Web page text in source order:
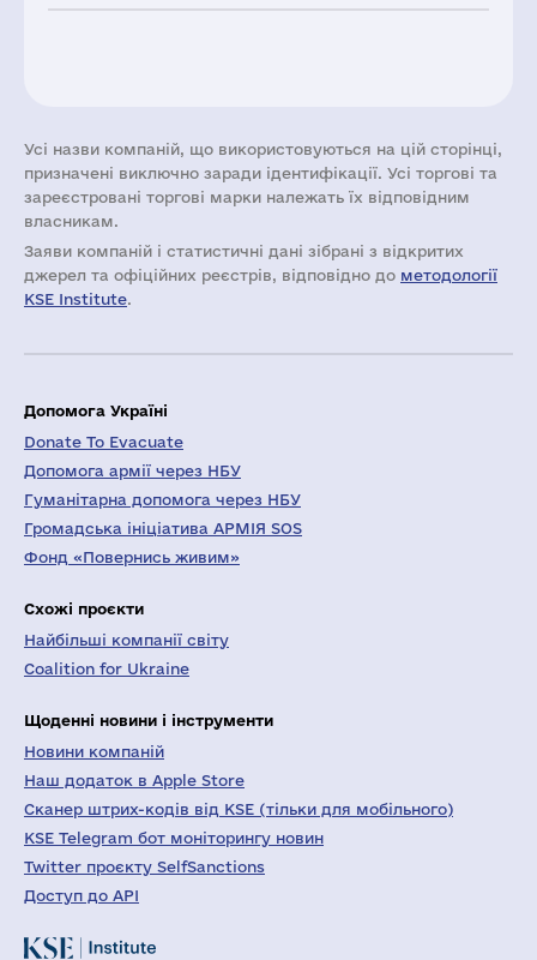
Усі назви компаній, що використовуються на цій сторінці,
призначені виключно заради ідентифікації. Усі торгові та
зареєстровані торгові марки належать їх відповідним
власникам.
Заяви компаній i статистичні дані зібрані з відкритих
джерел та офіційних реєстрів, відповідно до методології
KSE Institute.
Допомога Україні
Donate To Evacuate
Допомога армії через НБУ
Гуманітарна допомога через НБУ
Громадська ініціатива АРМІЯ SOS
Фонд «Повернись живим»
Схожі проєкти
Найбільші компанії світу
Coalition for Ukraine
Щоденні новини і інструменти
Новини компаній
Наш додаток в Apple Store
Сканер штрих-кодів від KSE (тільки для мобільного)
KSE Telegram бот моніторингу новин
Twitter проєкту SelfSanctions
Доступ до API